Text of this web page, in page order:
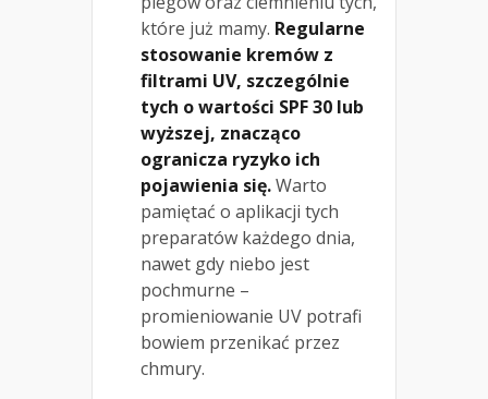
które już mamy. Regularne
stosowanie kremów z
filtrami UV, szczególnie
tych o wartości SPF 30 lub
wyższej, znacząco
ogranicza ryzyko ich
pojawienia się.Warto
pamiętać o aplikacji tych
preparatów każdego dnia,
nawet gdy niebo jest
pochmurne –
promieniowanie UV potrafi
bowiem przenikać przez
chmury.